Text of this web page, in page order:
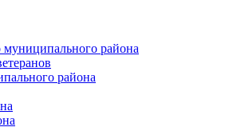
района
района